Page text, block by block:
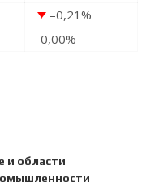
–0,21%
0,00%
и области